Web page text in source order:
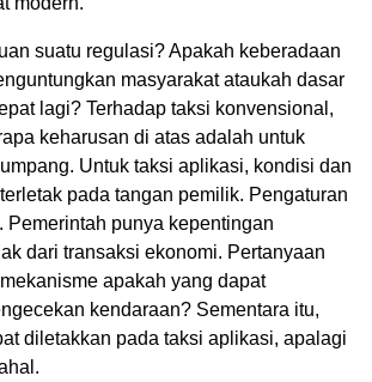
suatu regulasi? Apakah keberadaan
masyarakat ataukah dasar
lagi? Terhadap taksi konvensional,
keharusan di atas adalah untuk
Untuk taksi aplikasi, kondisi dan
pada tangan pemilik. Pengaturan
Pemerintah punya kepentingan
dari transaksi ekonomi. Pertanyaan
apakah yang dapat
kendaraan? Sementara itu,
diletakkan pada taksi aplikasi, apalagi